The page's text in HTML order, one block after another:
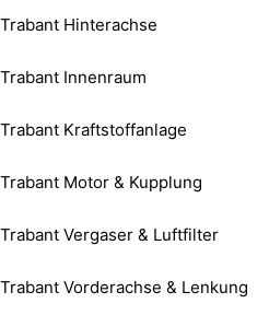
Trabant Hinterachse
Trabant Innenraum
Trabant Kraftstoffanlage
Trabant Motor & Kupplung
Trabant Vergaser & Luftfilter
Trabant Vorderachse & Lenkung